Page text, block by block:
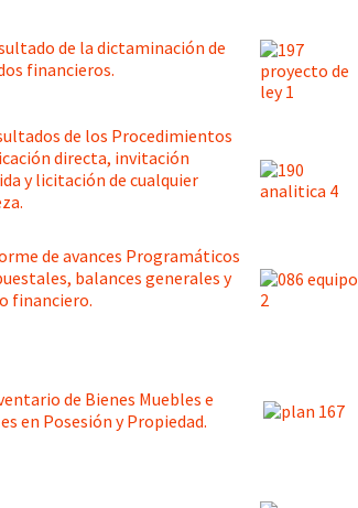
de la dictaminación de
financieros.
de los Procedimientos
directa, invitación
y licitación de cualquier
de avances Programáticos
balances generales y
financiero.
de Bienes Muebles e
en Posesión y Propiedad.